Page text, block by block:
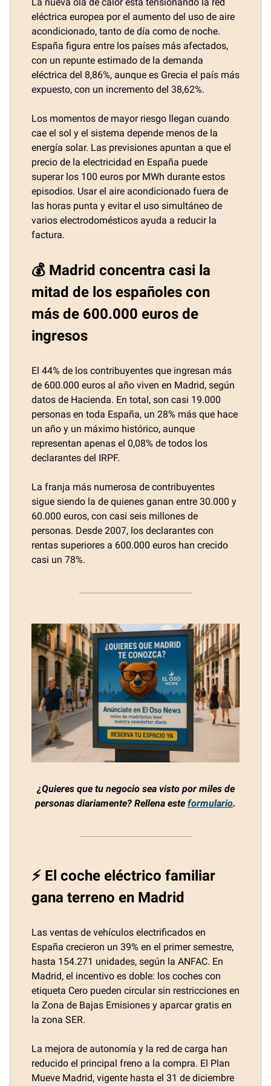
eléctrica europea por el aumento del uso de aire
acondicionado, tanto de día como de noche.
España figura entre los países más afectados,
con un repunte estimado de la demanda
eléctrica del 8,86%, aunque es Grecia el país más
expuesto, con un incremento del 38,62%.
Los momentos de mayor riesgo llegan cuando
cae el sol y el sistema depende menos de la
energía solar. Las previsiones apuntan a que el
precio de la electricidad en España puede
superar los 100 euros por MWh durante estos
episodios. Usar el aire acondicionado fuera de
las horas punta y evitar el uso simultáneo de
varios electrodomésticos ayuda a reducir la
factura.
💰 Madrid concentra casi la
mitad de los españoles con
más de 600.000 euros de
ingresos
El 44% de los contribuyentes que ingresan más
de 600.000 euros al año viven en Madrid, según
datos de Hacienda. En total, son casi 19.000
personas en toda España, un 28% más que hace
un año y un máximo histórico, aunque
representan apenas el 0,08% de todos los
declarantes del IRPF.
La franja más numerosa de contribuyentes
sigue siendo la de quienes ganan entre 30.000 y
60.000 euros, con casi seis millones de
personas. Desde 2007, los declarantes con
rentas superiores a 600.000 euros han crecido
casi un 78%.
¿Quieres que tu negocio sea visto por miles de
personas diariamente? Rellena este formulario.
⚡ El coche eléctrico familiar
gana terreno en Madrid
Las ventas de vehículos electrificados en
España crecieron un 39% en el primer semestre,
hasta 154.271 unidades, según la ANFAC. En
Madrid, el incentivo es doble: los coches con
etiqueta Cero pueden circular sin restricciones en
la Zona de Bajas Emisiones y aparcar gratis en
la zona SER.
La mejora de autonomía y la red de carga han
reducido el principal freno a la compra. El Plan
Mueve Madrid, vigente hasta el 31 de diciembre